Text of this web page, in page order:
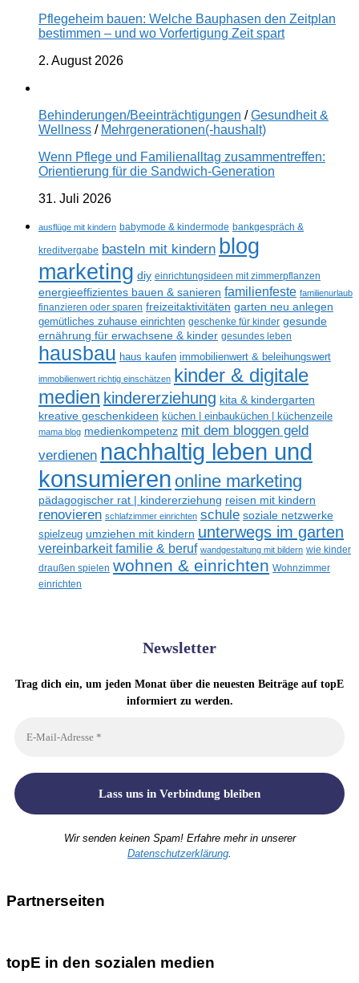
Pflegeheim bauen: Welche Bauphasen den Zeitplan
bestimmen – und wo Vorfertigung Zeit spart
2. August 2026
Behinderungen/Beeinträchtigungen /Gesundheit &
Wellness / Mehrgenerationen(-haushalt)
Wenn Pflege und Familienalltag zusammentreffen:
Orientierung für die Sandwich-Generation
31. Juli 2026
ausflüge mit kindern babymode & kindermode bankgespräch &
kreditvergabe basteln mit kindern blog
marketing diy einrichtungsideen mit zimmerpflanzen
energieeffizientes bauen & sanieren familienfeste familienurlaub
finanzieren oder sparen freizeitaktivitäten garten neu anlegen
gemütliches zuhause einrichten geschenke für kinder gesunde
ernährung für erwachsene & kinder gesundes leben
hausbau haus kaufen immobilienwert & beleihungswert
immobilienwert richtig einschätzen kinder & digitale
medien kindererziehung kita & kindergarten
kreative geschenkideen küchen | einbauküchen | küchenzeile
mama blog medienkompetenz mit dem bloggen geld
verdienen nachhaltig leben und
konsumieren online marketing
pädagogischer rat | kindererziehung reisen mit kindern
renovieren schlafzimmer einrichten schule soziale netzwerke
spielzeug umziehen mit kindern unterwegs im garten
vereinbarkeit familie & beruf wandgestaltung mit bildern wie kinder
draußen spielen wohnen & einrichten Wohnzimmer
einrichten
Newsletter
Trag dich ein, um jeden Monat über die neuesten Beiträge auf topE
informiert zu werden.
Wir senden keinen Spam! Erfahre mehr in unserer
Datenschutzerklärung.
Partnerseiten
topE in den sozialen medien